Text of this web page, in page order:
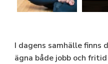
I dagens samhälle finns
ägna både jobb och